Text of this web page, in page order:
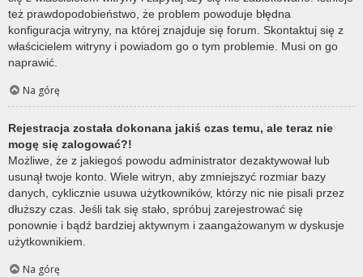
też prawdopodobieństwo, że problem powoduje błędna
konfiguracja witryny, na której znajduje się forum. Skontaktuj się z
właścicielem witryny i powiadom go o tym problemie. Musi on go
naprawić.
Na górę
Rejestracja została dokonana jakiś czas temu, ale teraz nie
mogę się zalogować?!
Możliwe, że z jakiegoś powodu administrator dezaktywował lub
usunął twoje konto. Wiele witryn, aby zmniejszyć rozmiar bazy
danych, cyklicznie usuwa użytkowników, którzy nic nie pisali przez
dłuższy czas. Jeśli tak się stało, spróbuj zarejestrować się
ponownie i bądź bardziej aktywnym i zaangażowanym w dyskusje
użytkownikiem.
Na górę